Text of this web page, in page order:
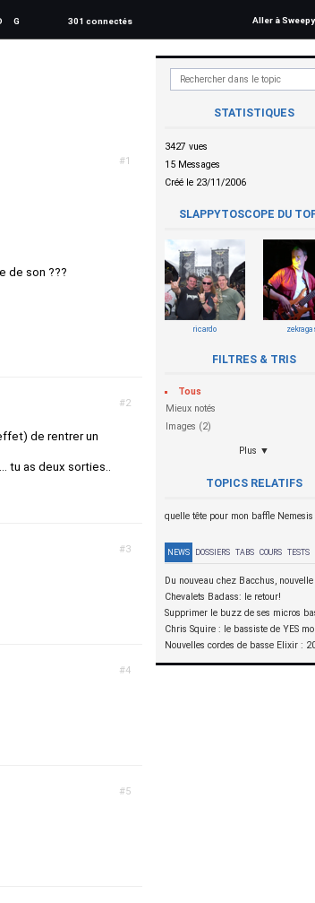
G 301 connectés Aller à
STATISTIQUES
3427 vues
15 Messages
Créé le 23/11/2006
SLAPPYTOSCOPE DU
ricardo
FILTRES & TRIS
Tous
Mieux notés
Images (2)
Plus ▼
TOPICS RELATIFS
quelle tête pour mon baffle Nemesis
NEWS DOSSIERS TABS COURS TESTS
Chevalets Badass: le retour!
#1
de son ???
#2
de rentrer un
tu as deux sorties..
#3
#4
#5